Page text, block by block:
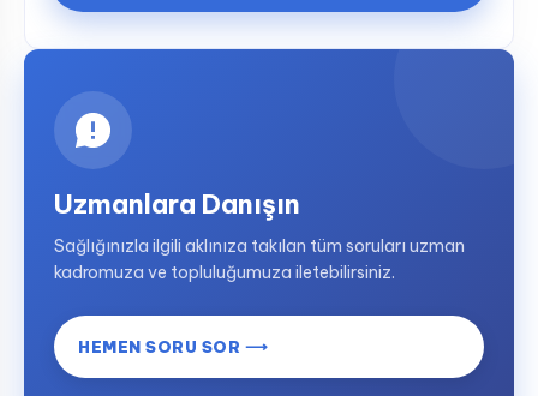
Uzmanlara Danışın
Sağlığınızla ilgili aklınıza takılan tüm soruları uzman
kadromuza ve topluluğumuza iletebilirsiniz.
HEMEN SORU SOR ⟶